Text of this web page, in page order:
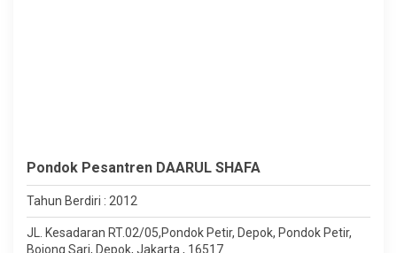
Pondok Pesantren DAARUL SHAFA
Tahun Berdiri : 2012
JL. Kesadaran RT.02/05,Pondok Petir, Depok, Pondok Petir,
Bojong Sari, Depok, Jakarta , 16517